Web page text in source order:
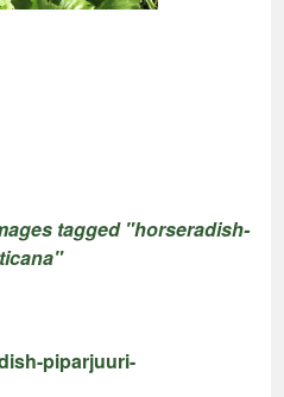
tagged "horseradish-
piparjuuri-